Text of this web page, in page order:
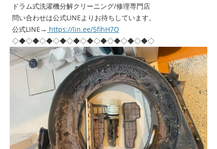
ドラム式洗濯機分解クリーニング/修理専門店
問い合わせは公式LINEよりお待ちしています。
公式LINE→ https://lin.ee/5fihH7O
◇◆◇◆◇◆◇◆◇◆◇◆◇◆◇◆◇◆◇◆◇